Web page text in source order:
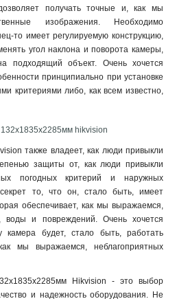
получать точные и, как мы
изображения. Необходимо
то имеет регулируемую конструкцию,
угол наклона и поворота камеры,
подходящий объект. Очень хочется
принципиально при установке
критериями либо, как всем известно,
hikvision
также владеет, как люди привыкли
защиты от, как люди привыкли
погодных критерий и наружных
то, что он, стало быть, имеет
обеспечивает, как мы выражаемся,
и повреждений. Очень хочется
камера будет, стало быть, работать
мы выражаемся, неблагоприятных
Hikvision - это выбор
и надежность оборудования. Не